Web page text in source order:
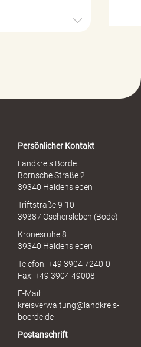
Persönlicher Kontakt
Landkreis Börde
Bornsche Straße 2
39340 Haldensleben
Triftstraße 9-10
39387 Oschersleben (Bode)
Kronesruhe 8
39340 Haldensleben
Telefon: +49 3904 7240-0
Fax: +49 3904 49008
E-Mail:
kreisverwaltung@landkreis-
boerde.de
Postanschrift